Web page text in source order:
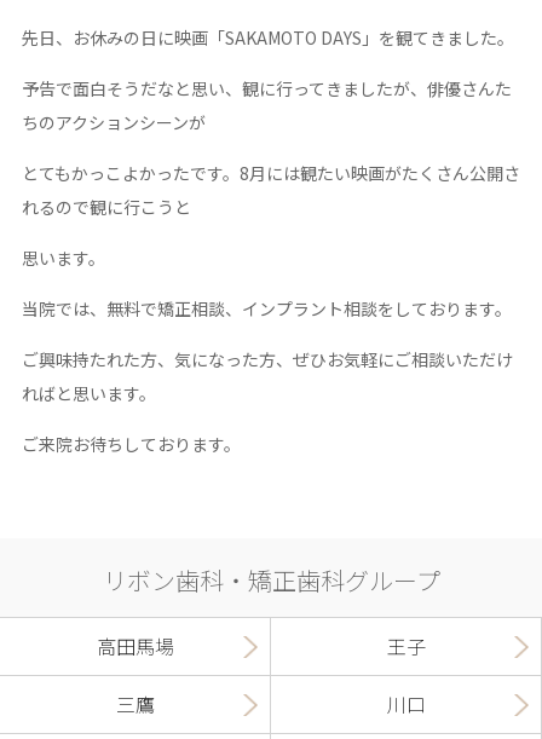
先日、お休みの日に映画「SAKAMOTO DAYS」を観てきました。
予告で面白そうだなと思い、観に行ってきましたが、俳優さんた
ちのアクションシーンが
とてもかっこよかったです。8月には観たい映画がたくさん公開さ
れるので観に行こうと
思います。
当院では、無料で矯正相談、インプラント相談をしております。
ご興味持たれた方、気になった方、ぜひお気軽にご相談いただけ
ればと思います。
ご来院お待ちしております。
リボン歯科・矯正歯科グループ
高田馬場
王子
三鷹
川口